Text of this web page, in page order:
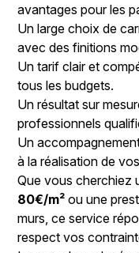
avantages pour les
Un large choix de
avec des finitions
Un tarif clair et
tous les budgets.
Un résultat sur
professionnels
Un
à la réalisation de
Que vous cherchiez
80€/m² ou une
murs, ce service
respect vos